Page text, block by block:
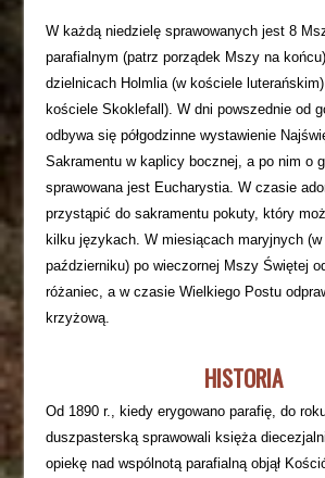
W każdą niedzielę sprawowanych jest 8
parafialnym (patrz porządek Mszy na
dzielnicach Holmlia (w kościele
kościele Skoklefall). W dni powszednie od
odbywa się półgodzinne wystawienie
Sakramentu w kaplicy bocznej, a po nim o
sprawowana jest Eucharystia. W czasie
przystąpić do sakramentu pokuty, który
kilku językach. W miesiącach maryjnych (w
październiku) po wieczornej Mszy Świętej
różaniec, a w czasie Wielkiego Postu
krzyżową.
HISTORIA
Od 1890 r., kiedy erygowano parafię, do
duszpasterską sprawowali księża
opiekę nad wspólnotą parafialną objął